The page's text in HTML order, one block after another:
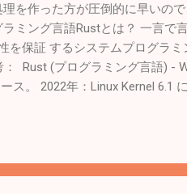
を作った方が圧倒的に早いの
ミング言語Rustとは？ 一言
を保証 するシステムプログラ
Rust (プログラミング言語) -
ス。 2022年：Linux Kernel 6.1
徴 ① 所有権システム（
数作れる」が、「可変の参照